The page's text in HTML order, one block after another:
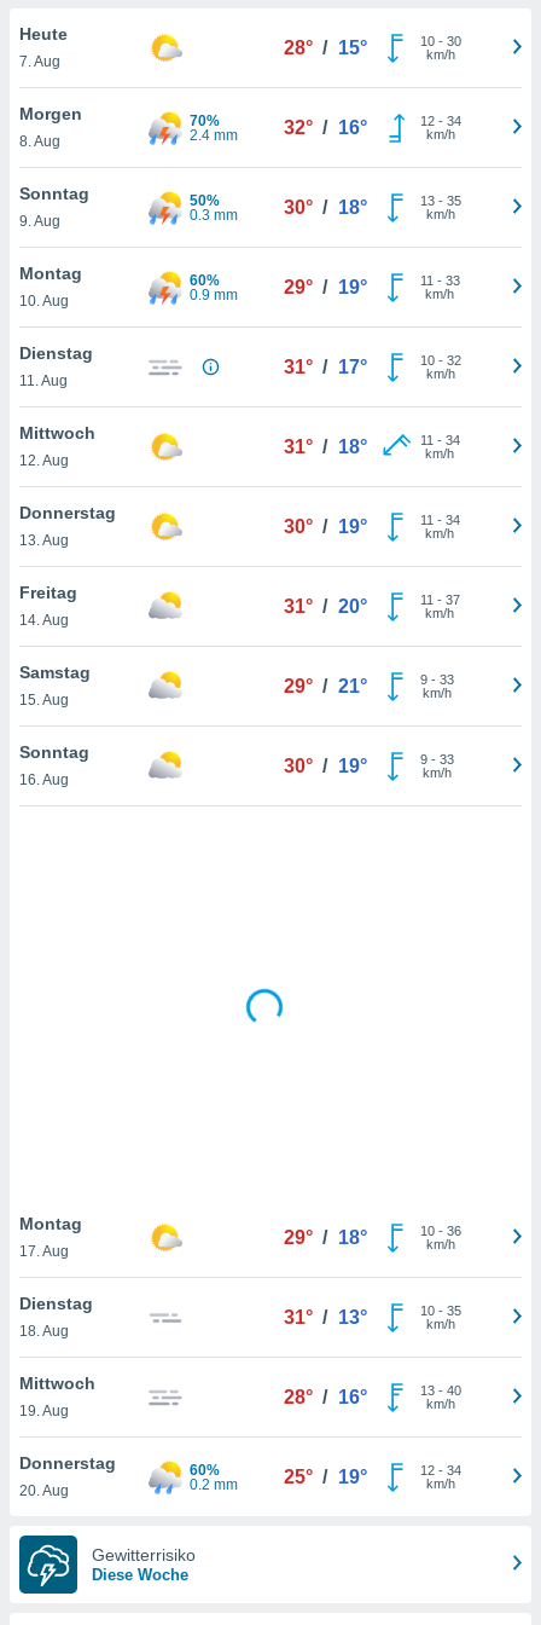
Partner
es uns
Profil zu
Ihnen
Inhalte
Weitere
finden
. Sie
Sie
Rand
der
sind,
nicht
können
von
Sie
klicken.
und
Heute
7. Aug
28° / 15° 10- 30
km/h
Morgen
8. Aug
70%
2.4 mm
32° / 16° 12- 34
km/h
Sonntag
9. Aug
50%
0.3 mm
30° / 18° 13- 35
km/h
Montag
10. Aug
60%
0.9 mm
29° / 19° 11 - 33
km/h
Dienstag
11. Aug
31° / 17° 10- 32
km/h
Mittwoch
12. Aug
31° / 18° 11 - 34
km/h
Donnerstag
13. Aug
30° / 19° 11 - 34
km/h
Freitag
14. Aug
31° / 20° 11 - 37
km/h
Samstag
15. Aug
29° / 21° 9- 33
km/h
Sonntag
16. Aug
30° / 19° 9- 33
km/h
Montag
17. Aug
29° / 18° 10- 36
km/h
Dienstag
18. Aug
31° / 13° 10- 35
km/h
Mittwoch
19. Aug
28° / 16° 13- 40
km/h
Donnerstag
20. Aug
60%
0.2 mm
25° / 19° 12- 34
km/h
Gewitterrisiko
Diese Woche